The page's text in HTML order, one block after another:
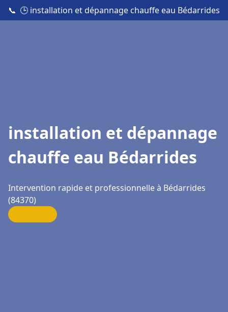
📞 🕒 installation et dépannage chauffe eau Bédarrides
installation et dépannage
chauffe eau Bédarrides
Intervention rapide et professionnelle à Bédarrides
(84370)